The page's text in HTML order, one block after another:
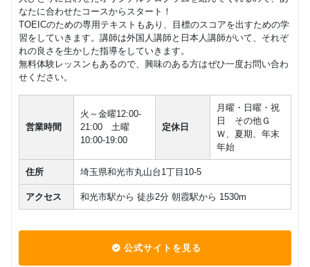
なたに合わせたコースからスタート！
TOEICのための専用テキストもあり、目標のスコアを出すための学
習をしていきます。講師は外国人講師と日本人講師がいて、それぞ
れの良さを生かした指導をしていきます。
無料体験レッスンもあるので、興味のある方はぜひ一度お問い合わ
せください。
営業時間
火～金曜12:00-
21:00 土曜
10:00-19:00
定休日
月曜・日曜・祝
日 その他Ｇ
Ｗ、夏期、年末
年始
住所 埼玉県和光市丸山台1丁目10-5
アクセス 和光市駅から 徒歩2分 朝霞駅から 1530m
公式サイトを見る